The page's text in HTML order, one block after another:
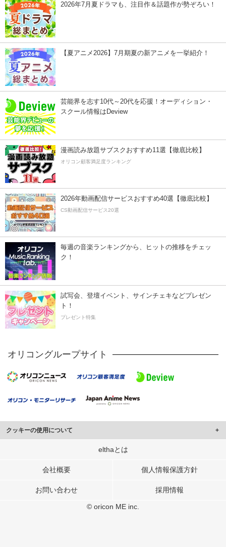
2026年7月夏ドラマも、注目作＆話題作が勢ぞろい！
【夏アニメ2026】7月期夏の新アニメを一挙紹介！
芸能界を志す10代～20代を応援！オーディション・
スクール情報はDeview
漫画読み放題サブスクおすすめ11選【徹底比較】
オリコン顧客満足度ランキング
2026年動画配信サービスおすすめ40選【徹底比較】
CS動画配信サービス20選
毎週の音楽ランキングから、ヒットの推移をチェッ
ク！
試写会、登壇イベント、サインチェキなどプレゼン
ト！
プレゼント特集
オリコングループサイト
クッキーの使用について
このサイトでは Cookie を使用して、ユーザーに合わせたコンテンツや広告の
行っています。
メディアや広告配信、データ解析の各パートナーに提供しています。
elthaとは
会社概要 個人情報保護方針
お問い合わせ 採用情報
© oricon ME inc.